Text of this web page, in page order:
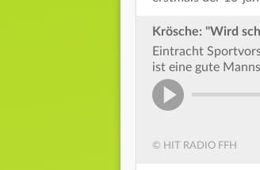
Krösche: "Wird
Eintracht
ist eine gute
© HIT RADIO FFH